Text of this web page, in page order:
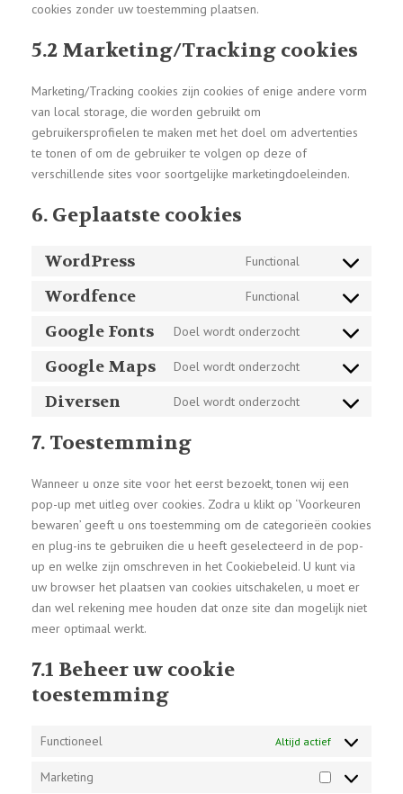
cookies zonder uw toestemming plaatsen.
5.2 Marketing/Tracking cookies
Marketing/Tracking cookies zijn cookies of enige andere vorm
van local storage, die worden gebruikt om
gebruikersprofielen te maken met het doel om advertenties
te tonen of om de gebruiker te volgen op deze of
verschillende sites voor soortgelijke marketingdoeleinden.
6. Geplaatste cookies
WordPress Functional
Consent
wordpress
Wordfence Functional
Consent
wordfence
Google Fonts Doel wordt onderzocht
Consent
google-
Google Maps Doel wordt onderzocht
Consent
Diversen Doel wordt onderzocht
Consent
7. Toestemming
Wanneer u onze site voor het eerst bezoekt, tonen wij een
pop-up met uitleg over cookies. Zodra u klikt op ‘Voorkeuren
bewaren’ geeft u ons toestemming om de categorieën cookies
en plug-ins te gebruiken die u heeft geselecteerd in de pop-
up en welke zijn omschreven in het Cookiebeleid. U kunt via
uw browser het plaatsen van cookies uitschakelen, u moet er
dan wel rekening mee houden dat onze site dan mogelijk niet
meer optimaal werkt.
7.1 Beheer uw cookie
toestemming
Functioneel Altijd actief
Marketing
Marketing